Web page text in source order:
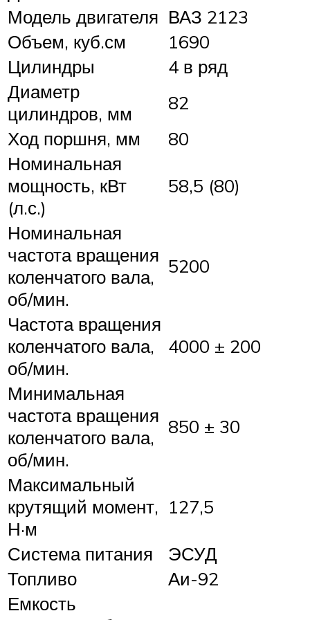
Модель двигателя ВАЗ 2123
Объем, куб.см
1690
Цилиндры
4 в ряд
Диаметр
цилиндров, мм
82
Ход поршня, мм
80
Номинальная
мощность, кВт
(л.с.)
58,5 (80)
Номинальная
частота вращения
коленчатого вала,
об/мин.
5200
Частота вращения
коленчатого вала,
об/мин.
4000 ± 200
Минимальная
частота вращения
коленчатого вала,
об/мин.
850 ± 30
Максимальный
крутящий момент,
Н·м
127,5
Система питания
ЭСУД
Топливо
Аи-92
Емкость